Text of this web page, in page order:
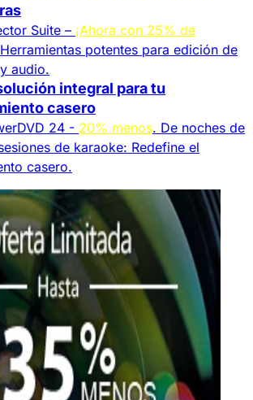
Suite – ¡Ahora con 25% de
Herramientas potentes para edición de
audio.
integral para tu
casero
24 - 20% menos. De noches de
de karaoke: Redefine el
casero.